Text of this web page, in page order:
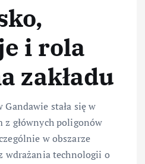
i rola
zakładu
stała się w
głównych poligonów
w obszarze
wdrażania technologii o